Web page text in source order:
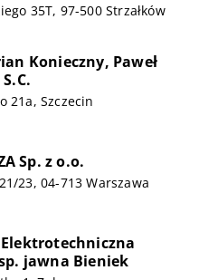
35T, 97-500 Strzałków
Konieczny, Paweł
21a, Szczecin
Sp. z o.o.
23, 04-713 Warszawa
sp. jawna Bieniek